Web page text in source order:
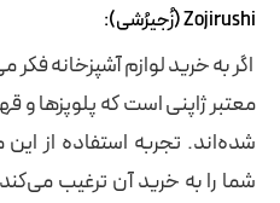
Zojirushi (زُجیرُشی):
اگر به خرید لوازم آشپزخانه
معتبر ژاپنی است که پلوپزها و
شده‌اند. تجربه استفاده از
شما را به خرید آن ترغیب می‌کند